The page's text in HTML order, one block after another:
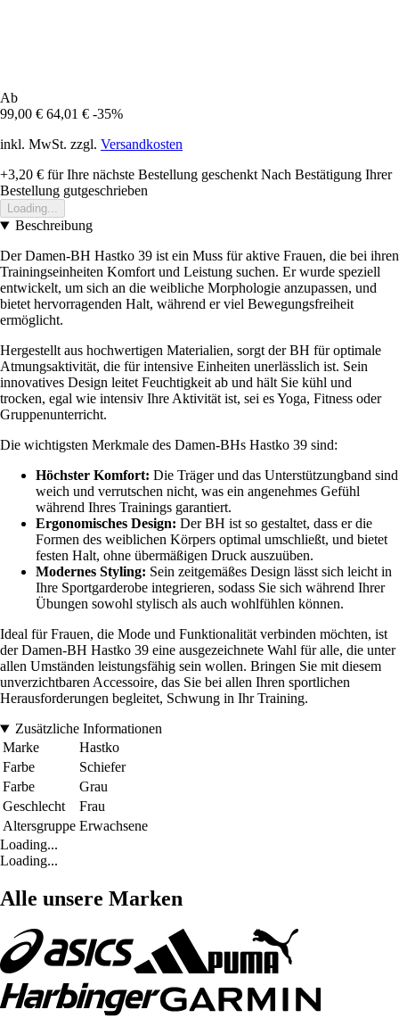
Ab
99,00 € 64,01 € -35%
inkl. MwSt. zzgl. Versandkosten
+3,20 € für Ihre nächste Bestellung geschenkt Nach Bestätigung Ihrer
Bestellung gutgeschrieben
Loading...
Beschreibung
Der Damen-BH Hastko 39 ist ein Muss für aktive Frauen, die bei ihren
Trainingseinheiten Komfort und Leistung suchen. Er wurde speziell
entwickelt, um sich an die weibliche Morphologie anzupassen, und
bietet hervorragenden Halt, während er viel Bewegungsfreiheit
ermöglicht.
Hergestellt aus hochwertigen Materialien, sorgt der BH für optimale
Atmungsaktivität, die für intensive Einheiten unerlässlich ist. Sein
innovatives Design leitet Feuchtigkeit ab und hält Sie kühl und
trocken, egal wie intensiv Ihre Aktivität ist, sei es Yoga, Fitness oder
Gruppenunterricht.
Die wichtigsten Merkmale des Damen-BHs Hastko 39 sind:
Höchster Komfort: Die Träger und das Unterstützungband sind
weich und verrutschen nicht, was ein angenehmes Gefühl
während Ihres Trainings garantiert.
Ergonomisches Design: Der BH ist so gestaltet, dass er die
Formen des weiblichen Körpers optimal umschließt, und bietet
festen Halt, ohne übermäßigen Druck auszuüben.
Modernes Styling: Sein zeitgemäßes Design lässt sich leicht in
Ihre Sportgarderobe integrieren, sodass Sie sich während Ihrer
Übungen sowohl stylisch als auch wohlfühlen können.
Ideal für Frauen, die Mode und Funktionalität verbinden möchten, ist
der Damen-BH Hastko 39 eine ausgezeichnete Wahl für alle, die unter
allen Umständen leistungsfähig sein wollen. Bringen Sie mit diesem
unverzichtbaren Accessoire, das Sie bei allen Ihren sportlichen
Herausforderungen begleitet, Schwung in Ihr Training.
Zusätzliche Informationen
Marke
Hastko
Farbe
Schiefer
Farbe
Grau
Geschlecht
Frau
Altersgruppe Erwachsene
Loading...
Loading...
Alle unsere Marken